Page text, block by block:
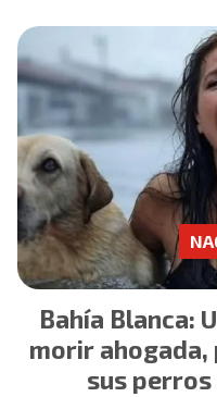
Bahía Blanca:
morir ahogada,
sus perros